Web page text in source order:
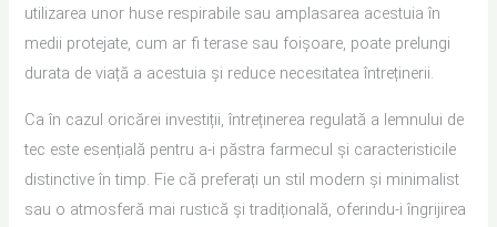
utilizarea unor huse respirabile sau amplasarea acestuia în
medii protejate, cum ar fi terase sau foișoare, poate prelungi
durata de viață a acestuia și reduce necesitatea întreținerii.
Ca în cazul oricărei investiții, întreținerea regulată a lemnului de
tec este esențială pentru a-i păstra farmecul și caracteristicile
distinctive în timp. Fie că preferați un stil modern și minimalist
sau o atmosferă mai rustică și tradițională, oferindu-i îngrijirea